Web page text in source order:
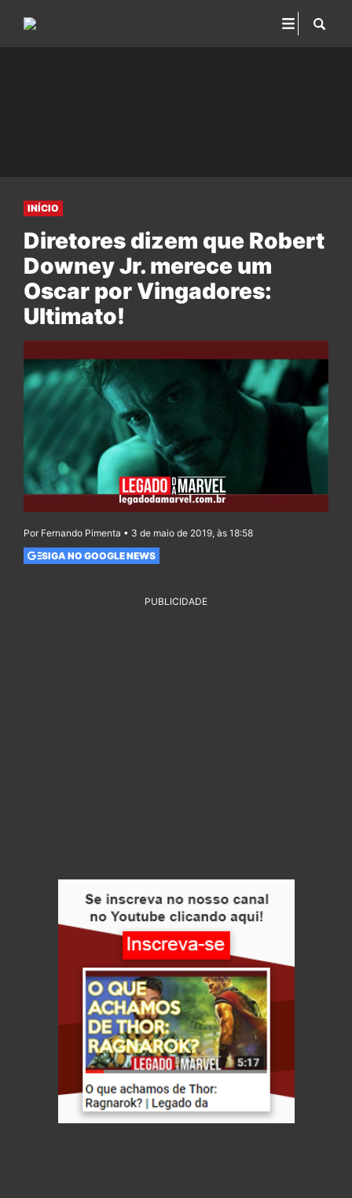
INÍCIO
Diretores dizem que Robert
Downey Jr. merece um
Oscar por Vingadores:
Ultimato!
Por Fernando Pimenta • 3 de maio de 2019, às 18:58
SIGA NO GOOGLE NEWS
PUBLICIDADE